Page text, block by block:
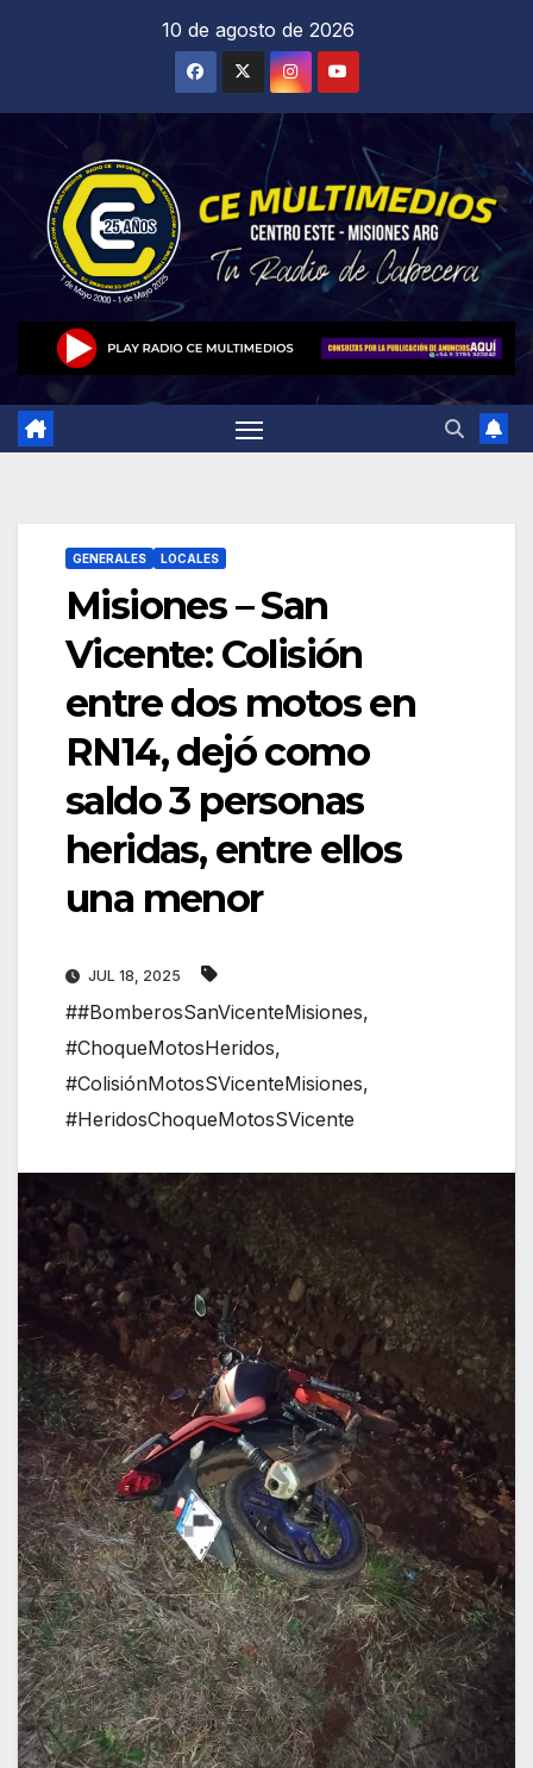
10 de agosto de 2026
GENERALES LOCALES
Misiones – San
Vicente: Colisión
entre dos motos en
RN14, dejó como
saldo 3 personas
heridas, entre ellos
una menor
JUL 18, 2025
##BomberosSanVicenteMisiones,
#ChoqueMotosHeridos,
#ColisiónMotosSVicenteMisiones,
#HeridosChoqueMotosSVicente